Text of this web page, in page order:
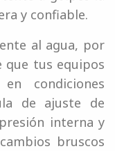
y confiable.
al agua, por
que tus equipos
condiciones
de ajuste de
interna y
bruscos